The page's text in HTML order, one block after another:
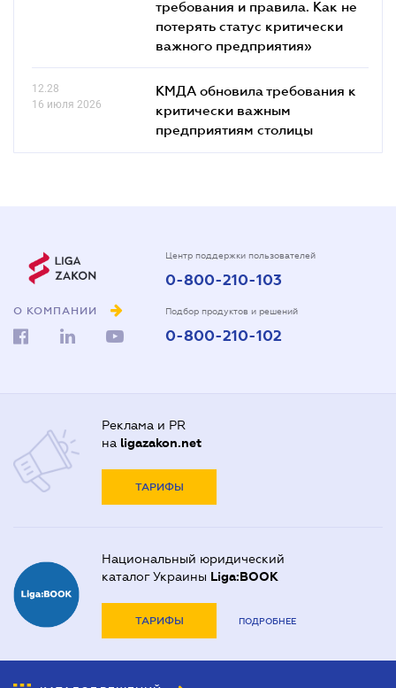
требования и правила. Как не
потерять статус критически
важного предприятия»
12.28
16 июля 2026
КМДА обновила требования к
критически важным
предприятиям столицы
О КОМПАНИИ
Центр поддержки пользователей
0-800-210-103
Подбор продуктов и решений
0-800-210-102
Реклама и PR
на ligazakon.net
ТАРИФЫ
Национальный юридический
каталог Украины Liga:BOOK
ТАРИФЫ ПОДРОБНЕЕ